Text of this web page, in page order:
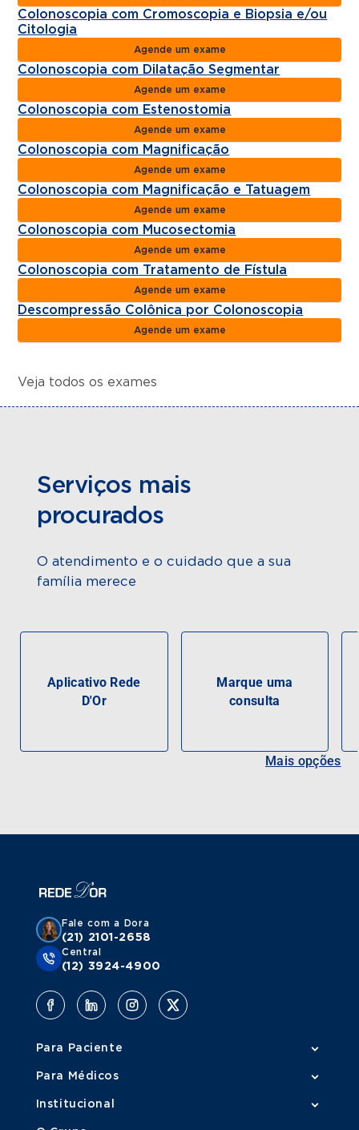
Colonoscopia com Cromoscopia e Biopsia e/ou
Citologia
Agende um exame
Colonoscopia com Dilatação Segmentar
Agende um exame
Colonoscopia com Estenostomia
Agende um exame
Colonoscopia com Magnificação
Agende um exame
Colonoscopia com Magnificação e Tatuagem
Agende um exame
Colonoscopia com Mucosectomia
Agende um exame
Colonoscopia com Tratamento de Fístula
Agende um exame
Descompressão Colônica por Colonoscopia
Agende um exame
Veja todos os exames
Serviços mais
procurados
O atendimento e o cuidado que a sua
família merece
Aplicativo Rede
D'Or
Marque uma
consulta
Mais opções
Fale com a Dora
(21) 2101-2658
Central
(12) 3924-4900
Para Paciente
Para Médicos
Institucional